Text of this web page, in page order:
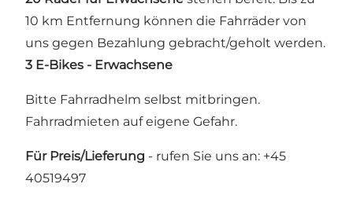
10 km Entfernung können die Fahrräder von
uns gegen Bezahlung gebracht/geholt werden.
3 E-Bikes - Erwachsene
Bitte Fahrradhelm selbst mitbringen.
Fahrradmieten auf eigene Gefahr.
Für Preis/Lieferung - rufen Sie uns an: +45
40519497